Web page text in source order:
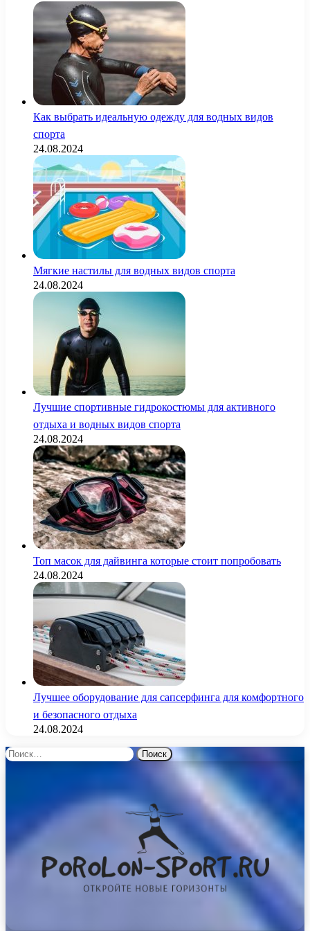
Как выбрать идеальную одежду для водных видов
спорта
24.08.2024
Мягкие настилы для водных видов спорта
24.08.2024
Лучшие спортивные гидрокостюмы для активного
отдыха и водных видов спорта
24.08.2024
Топ масок для дайвинга которые стоит попробовать
24.08.2024
Лучшее оборудование для сапсерфинга для комфортного
и безопасного отдыха
24.08.2024
Найти: